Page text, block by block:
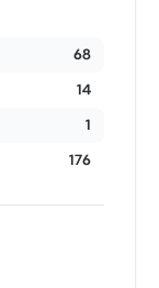
68
14
1
176